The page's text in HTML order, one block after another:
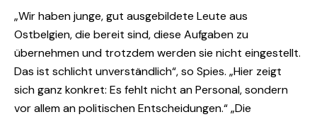
„Wir haben junge, gut ausgebildete Leute aus
Ostbelgien, die bereit sind, diese Aufgaben zu
übernehmen und trotzdem werden sie nicht eingestellt.
Das ist schlicht unverständlich“, so Spies. „Hier zeigt
sich ganz konkret: Es fehlt nicht an Personal, sondern
vor allem an politischen Entscheidungen.“ „Die